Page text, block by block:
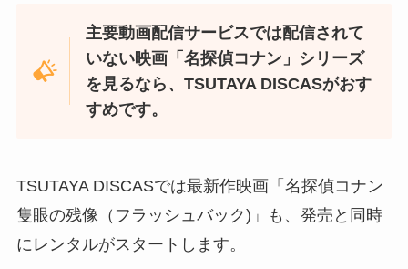
主要動画配信サービスでは配信されて
いない映画「名探偵コナン」シリーズ
を見るなら、TSUTAYA DISCASがおす
すめです。
TSUTAYA DISCASでは最新作映画「名探偵コナン
隻眼の残像（フラッシュバック)」も、発売と同時
にレンタルがスタートします。